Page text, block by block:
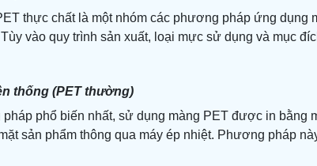
thực chất là một nhóm các phương pháp ứng dụng
vào quy trình sản xuất, loại mực sử dụng và mục
thống (PET thường)
phổ biến nhất, sử dụng màng PET được in bằng
sản phẩm thông qua máy ép nhiệt. Phương pháp